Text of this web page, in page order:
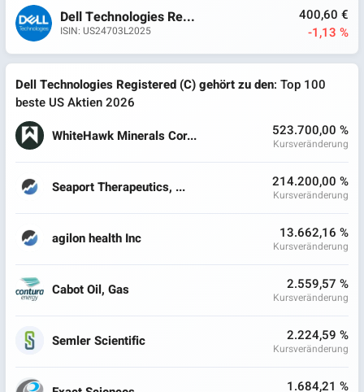
Dell Technologies Re...
ISIN: US24703L2025
400,60 €
-1,13 %
Dell Technologies Registered (C) gehört zu den: Top 100
beste US Aktien 2026
WhiteHawk Minerals Cor...
523.700,00 %
Kursveränderung
Seaport Therapeutics, ... 214.200,00 %
Kursveränderung
agilon health Inc 13.662,16 %
Kursveränderung
Cabot Oil, Gas 2.559,57 %
Kursveränderung
Semler Scientific 2.224,59 %
Kursveränderung
1.684,21 %